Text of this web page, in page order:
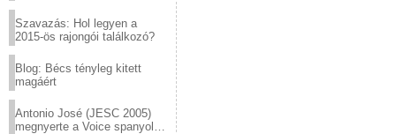
Szavazás: Hol legyen a
2015-ös rajongói találkozó?
Blog: Bécs tényleg kitett
magáért
Antonio José (JESC 2005)
megnyerte a Voice spanyol